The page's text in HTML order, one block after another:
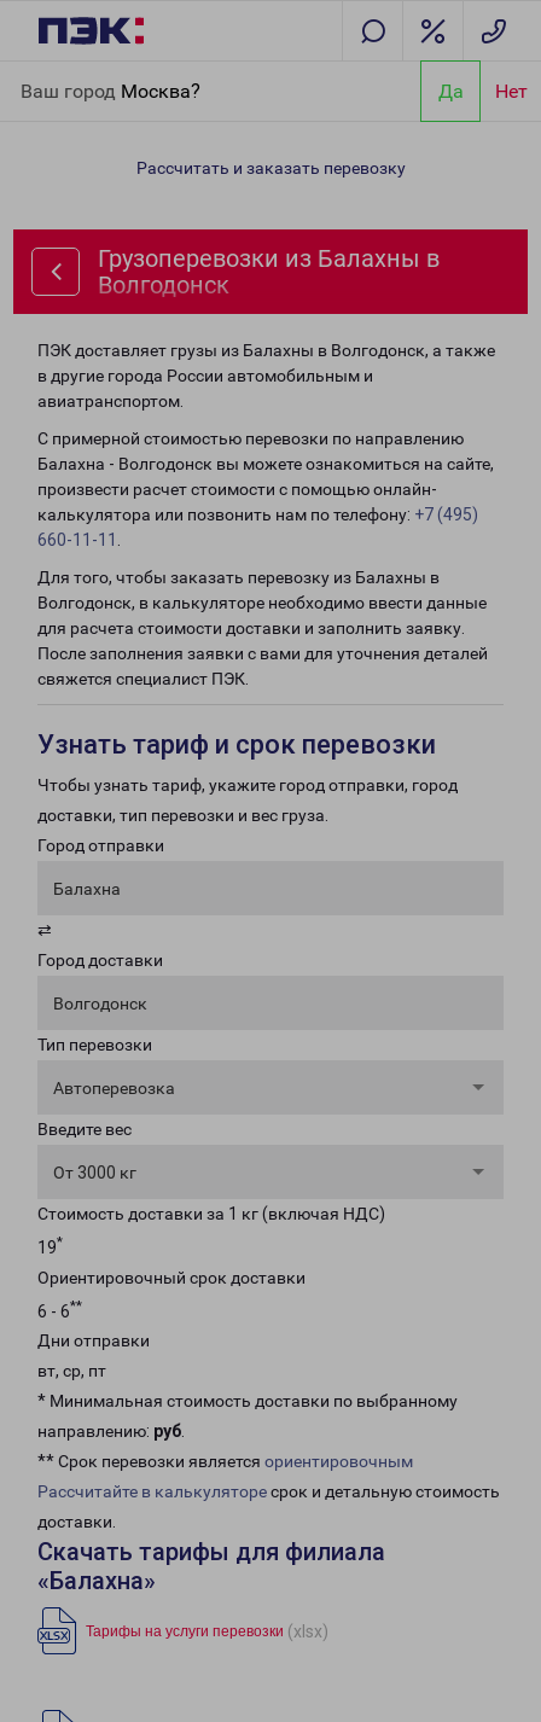
Ваш город Москва? Да Нет
Волгодонск
Рассчитать и заказать перевозку
Грузоперевозки из Балахны в
Волгодонск
ПЭК доставляет грузы из Балахны в Волгодонск, а также
в другие города России автомобильным и
авиатранспортом.
С примерной стоимостью перевозки по направлению
Балахна - Волгодонск вы можете ознакомиться на сайте,
произвести расчет стоимости с помощью онлайн-
калькулятора или позвонить нам по телефону: +7 (495)
660-11-11
Для того, чтобы заказать перевозку из Балахны в
Волгодонск, в калькуляторе необходимо ввести данные
для расчета стоимости доставки и заполнить заявку.
После заполнения заявки с вами для уточнения деталей
свяжется специалист ПЭК.
Узнать тариф и срок перевозки
Чтобы узнать тариф, укажите город отправки, город
доставки, тип перевозки и вес груза.
Город отправки
Балахна
⇄
Город доставки
Волгодонск
Тип перевозки
Автоперевозка
Введите вес
От 3000 кг
Стоимость доставки за 1 кг (включая НДС)
19*
Ориентировочный срок доставки
6 - 6**
Дни отправки
вт, ср, пт
* Минимальная стоимость доставки по выбранному
направлению: руб.
** Срок перевозки является ориентировочным
Рассчитайте в калькуляторесрок и детальную стоимость
доставки.
Скачать тарифы для филиала
«Балахна»
Тарифы на услуги перевозки (xlsx)